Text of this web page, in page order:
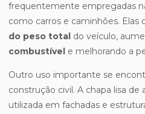
frequentemente empregadas
como carros e caminhões. Elas
do peso total do veículo,
combustível e melhorando a
Outro uso importante se
construção civil. A chapa lisa
utilizada em fachadas e